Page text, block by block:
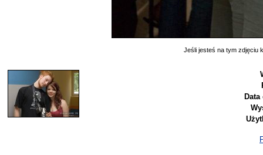
Jeśli jesteś na tym zdjęciu